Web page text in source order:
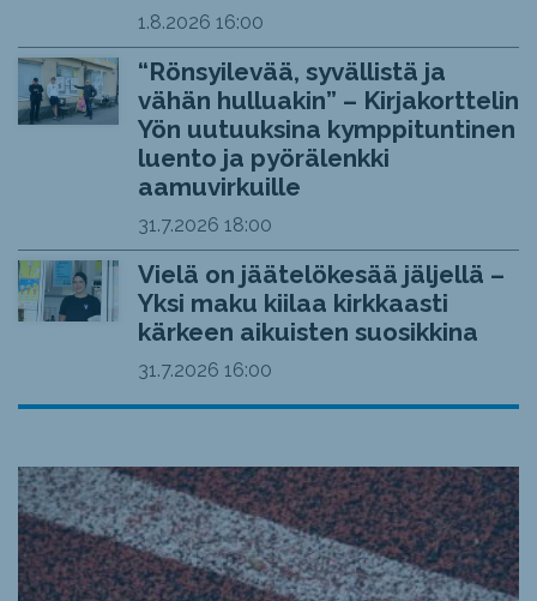
1.8.2026 16:00
“Rönsyilevää, syvällistä ja
vähän hulluakin” – Kirjakorttelin
Yön uutuuksina kymppituntinen
luento ja pyörälenkki
aamuvirkuille
31.7.2026 18:00
Vielä on jäätelökesää jäljellä –
Yksi maku kiilaa kirkkaasti
kärkeen aikuisten suosikkina
31.7.2026 16:00